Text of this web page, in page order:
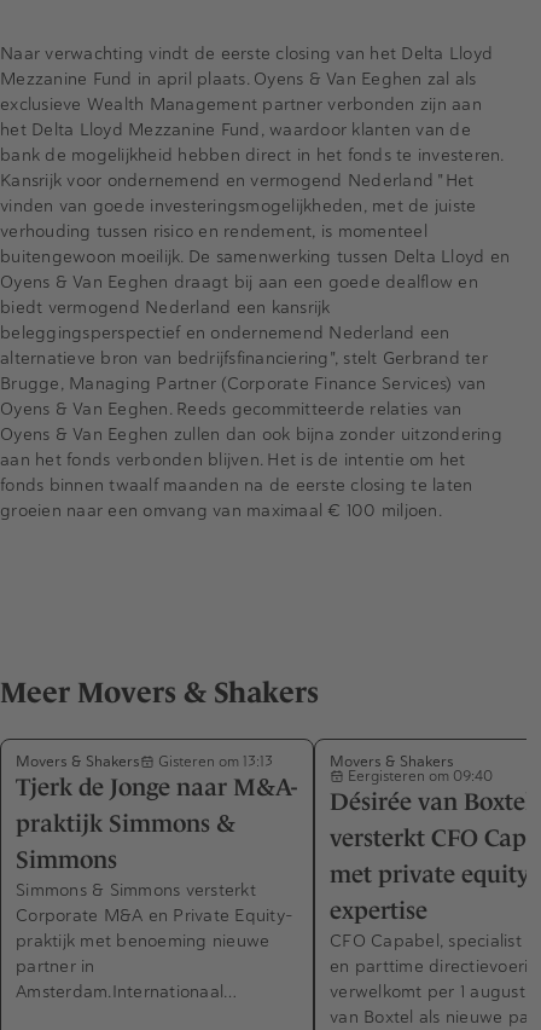
Naar verwachting vindt de eerste closing van het Delta Lloyd
Mezzanine Fund in april plaats. Oyens & Van Eeghen zal als
exclusieve Wealth Management partner verbonden zijn aan
het Delta Lloyd Mezzanine Fund, waardoor klanten van de
bank de mogelijkheid hebben direct in het fonds te investeren.
Kansrijk voor ondernemend en vermogend Nederland "Het
vinden van goede investeringsmogelijkheden, met de juiste
verhouding tussen risico en rendement, is momenteel
buitengewoon moeilijk. De samenwerking tussen Delta Lloyd en
Oyens & Van Eeghen draagt bij aan een goede dealflow en
biedt vermogend Nederland een kansrijk
beleggingsperspectief en ondernemend Nederland een
alternatieve bron van bedrijfsfinanciering", stelt Gerbrand ter
Brugge, Managing Partner (Corporate Finance Services) van
Oyens & Van Eeghen. Reeds gecommitteerde relaties van
Oyens & Van Eeghen zullen dan ook bijna zonder uitzondering
aan het fonds verbonden blijven. Het is de intentie om het
fonds binnen twaalf maanden na de eerste closing te laten
groeien naar een omvang van maximaal € 100 miljoen.
Meer Movers & Shakers
Movers & Shakers Gisteren om 13:13
Tjerk de Jonge naar M&A-
praktijk Simmons &
Simmons
Simmons & Simmons versterkt
Corporate M&A en Private Equity-
praktijk met benoeming nieuwe
partner in
Amsterdam.Internationaal…
Movers & Shakers
Eergisteren om 09:40
Désirée van Boxtel
versterkt CFO
met private equity-
expertise
CFO Capabel, specialist
en parttime
verwelkomt per 1
van Boxtel als nieuwe